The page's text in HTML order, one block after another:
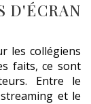
D'ÉCRAN
les collégiens
faits, ce sont
Entre le
et le